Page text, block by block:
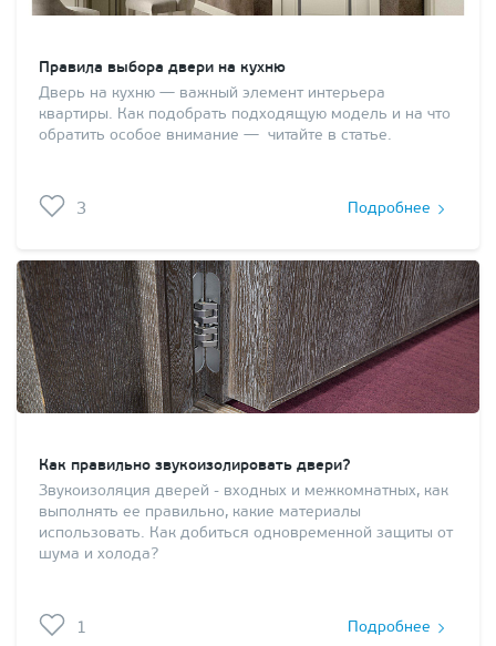
Правила выбора двери на кухню
Дверь на кухню — важный элемент интерьера
квартиры. Как подобрать подходящую модель и на что
обратить особое внимание — читайте в статье.
3 Подробнее
Как правильно звукоизолировать двери?
Звукоизоляция дверей - входных и межкомнатных, как
выполнять ее правильно, какие материалы
использовать. Как добиться одновременной защиты от
шума и холода?
1 Подробнее